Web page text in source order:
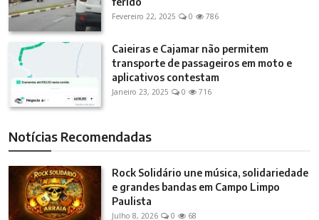
Fevereiro 22, 2025 0 786
Caieiras e Cajamar não permitem
transporte de passageiros em moto e
aplicativos contestam
Janeiro 23, 2025 0 716
Notícias Recomendadas
Rock Solidário une música, solidariedade
e grandes bandas em Campo Limpo
Paulista
Julho 8, 2026 0 68